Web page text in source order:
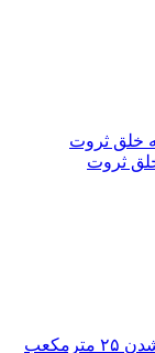
ثروت